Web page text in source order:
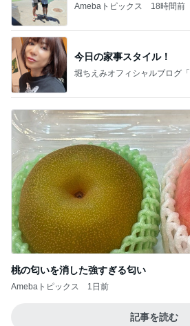
Amebaトピックス 18時間前
今日の家事スタイル！
堀ちえみオフィシャルブログ
桃の匂いを消した強すぎる匂い
Amebaトピックス 1日前
記事を読む